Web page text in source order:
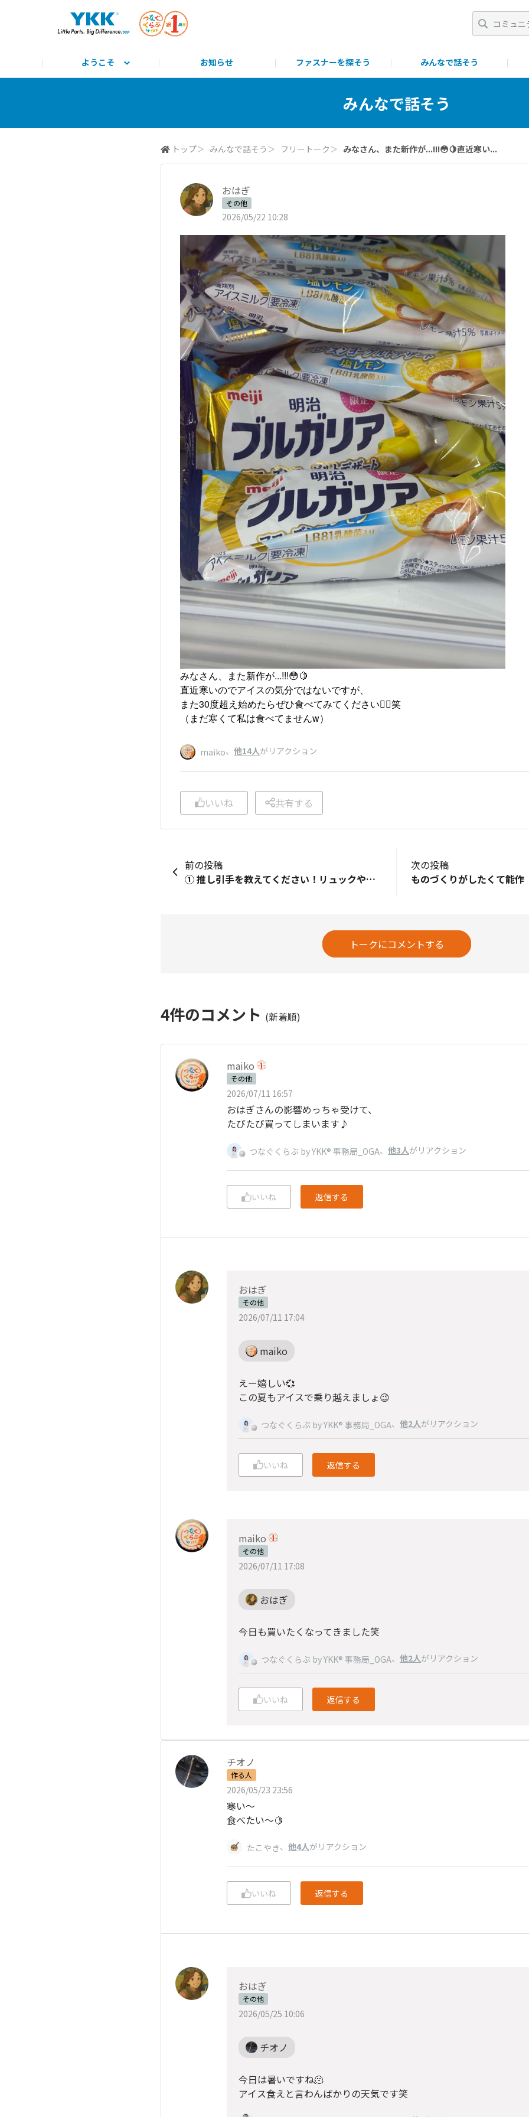
ようこそ お知らせ ファスナーを探そう みんなで話そう
みんなで話そう
トップ＞ みんなで話そう ＞ フリートーク ＞ みなさん、また新作が...!!!😳🍋直近寒い...
おはぎ
その他
2026/05/22 10:28
みなさん、また新作が...!!!😳🍋
直近寒いのでアイスの気分ではないですが、
また30度超え始めたらぜひ食べてみてください🙋‍♀️笑
（まだ寒くて私は食べてませんw）
maiko、 他14人がリアクション
いいね 共有する
前の投稿
① 推し引手を教えてください！リュックや服についている、金属×ゴムのハイブリッド引手です！② 推しポイントは？なんといっても金属には出せない触り心地が最高！スライダーの構造とゴムの影響でガチャガチャ音がしないのが嬉しいポイントです！（ガチャガチャしないので、ポケットの存在を忘れることもあります笑）金属とゴムが同じ黒でも質感が違うところもお気に入りです◎③ 最後に一言！このリュックはYKKのインスタで紹介されていて、カッコよくて買ってしまいました😂インスタも要チェックです✅
次の投稿
トークにコメントする
4件のコメント (新着順)
maiko
その他
2026/07/11 16:57
おはぎさんの影響めっちゃ受けて、
たびたび買ってしまいます♪
つなぐくらぶ by YKK® 事務局_OGA、 他3人がリアクション
いいね 返信する
おはぎ
その他
2026/07/11 17:04
maiko
えー嬉しい💞
この夏もアイスで乗り越えましょ😉
つなぐくらぶ by YKK® 事務局_OGA、 他2人がリアクション
いいね 返信する
maiko
その他
2026/07/11 17:08
おはぎ
今日も買いたくなってきました笑
つなぐくらぶ by YKK® 事務局_OGA、 他2人がリアクション
いいね 返信する
チオノ
作る人
2026/05/23 23:56
寒い〜
食べたい〜🍋
たこやき、 他4人がリアクション
いいね 返信する
おはぎ
その他
2026/05/25 10:06
チオノ
今日は暑いですね🫠
アイス食えと言わんばかりの天気です笑